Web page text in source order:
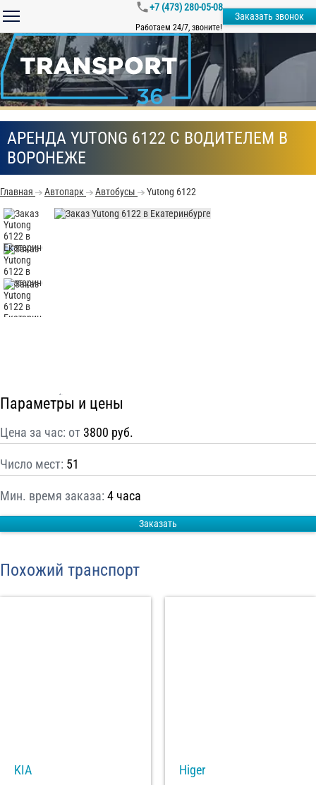
+7 (473) 280-05-08
Работаем 24/7, звоните!
Заказать звонок
АРЕНДА YUTONG 6122 С ВОДИТЕЛЕМ В
ВОРОНЕЖЕ
Главная Автопарк Автобусы Yutong 6122
Параметры и цены
Цена за час: от 3800 руб.
Число мест: 51
Мин. время заказа: 4 часа
Заказать
Похожий транспорт
KIA
Higer